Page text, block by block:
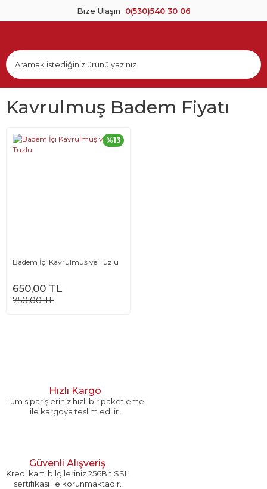
Bize Ulaşın 0(530)540 30 06
Kavrulmuş Badem Fiyatı
Badem İçi Kavrulmuş ve Tuzlu
%13
650,00 TL
750,00 TL
Hızlı Kargo
Tüm siparişleriniz hızlı bir paketleme
ile kargoya teslim edilir.
Güvenli Alışveriş
Kredi kartı bilgileriniz 256Bit SSL
sertifikası ile korunmaktadır.